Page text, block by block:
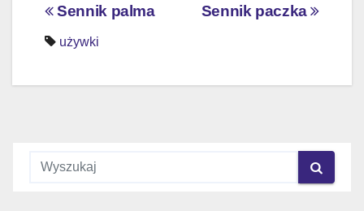
Nawigacja
wpisu
Sennik paczka
Sennik palma
używki